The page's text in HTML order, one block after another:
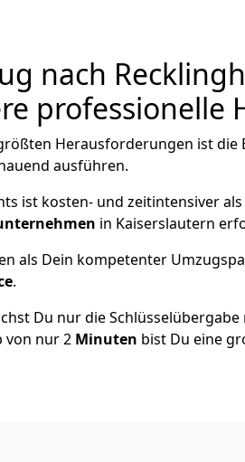
nach
professionelle
Herausforderungen ist die
ausführen.
ist kosten- und zeitintensiver
in Kaiserslautern
als Dein kompetenter
.
Du nur die
von nur 2 Minuten bist Du eine